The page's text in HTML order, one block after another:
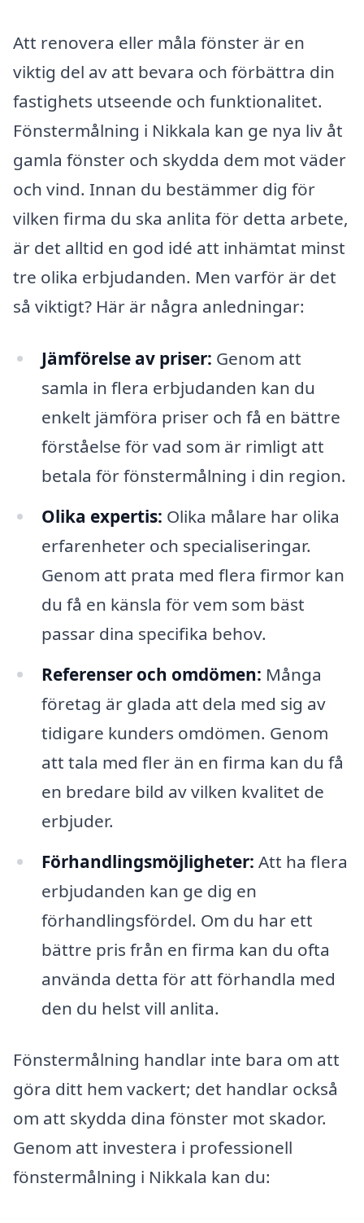
Att renovera eller måla fönster är en
viktig del av att bevara och förbättra din
fastighets utseende och funktionalitet.
Fönstermålning i Nikkala kan ge nya liv åt
gamla fönster och skydda dem mot väder
och vind. Innan du bestämmer dig för
vilken firma du ska anlita för detta arbete,
är det alltid en god idé att inhämtat minst
tre olika erbjudanden. Men varför är det
så viktigt? Här är några anledningar:
Jämförelse av priser: Genom att
samla in flera erbjudanden kan du
enkelt jämföra priser och få en bättre
förståelse för vad som är rimligt att
betala för fönstermålning i din region.
Olika expertis: Olika målare har olika
erfarenheter och specialiseringar.
Genom att prata med flera firmor kan
du få en känsla för vem som bäst
passar dina specifika behov.
Referenser och omdömen: Många
företag är glada att dela med sig av
tidigare kunders omdömen. Genom
att tala med fler än en firma kan du få
en bredare bild av vilken kvalitet de
erbjuder.
Förhandlingsmöjligheter: Att ha flera
erbjudanden kan ge dig en
förhandlingsfördel. Om du har ett
bättre pris från en firma kan du ofta
använda detta för att förhandla med
den du helst vill anlita.
Fönstermålning handlar inte bara om att
göra ditt hem vackert; det handlar också
om att skydda dina fönster mot skador.
Genom att investera i professionell
fönstermålning i Nikkala kan du: